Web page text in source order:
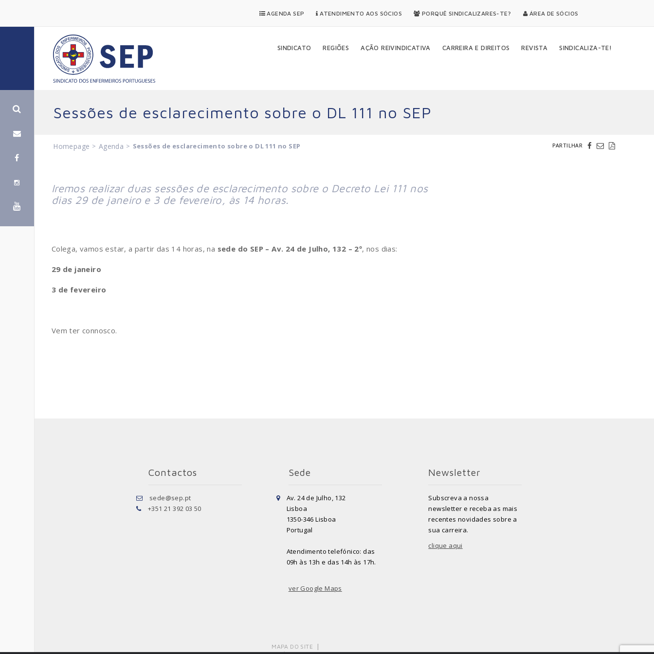
AGENDA SEP ATENDIMENTO AOS SÓCIOS PORQUÊ SINDICALIZARES-TE? ÁREA DE SÓCIOS
SINDICATO REGIÕES AÇÃO REIVINDICATIVA CARREIRA E DIREITOS REVISTA SINDICALIZA-TE!
Sessões de esclarecimento sobre o DL 111 no SEP
Homepage > Agenda > Sessões de esclarecimento sobre o DL 111 no SEP PARTILHAR
Iremos realizar duas sessões de esclarecimento sobre o Decreto Lei 111 nos
dias 29 de janeiro e 3 de fevereiro, às 14 horas.
Colega, vamos estar, a partir das 14 horas, na sede do SEP – Av. 24 de Julho, 132 – 2º, nos dias:
29 de janeiro
3 de fevereiro
Vem ter connosco.
Contactos
sede@sep.pt
+351 21 392 03 50
Sede
Av. 24 de Julho, 132
Lisboa
1350-346 Lisboa
Portugal
Atendimento telefónico: das
09h às 13h e das 14h às 17h.
ver Google Maps
Newsletter
Subscreva a nossa
newsletter e receba as mais
recentes novidades sobre a
sua carreira.
clique aqui
MAPA DO SITE